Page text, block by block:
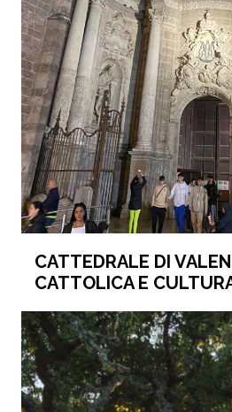
CATTEDRALE DI
CATTOLICA E